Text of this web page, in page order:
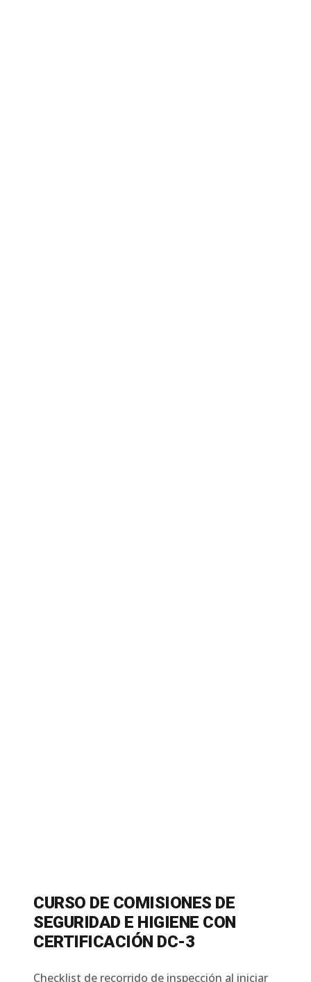
CURSO DE COMISIONES DE
SEGURIDAD E HIGIENE CON
CERTIFICACIÓN DC-3
Checklist de recorrido de inspección al iniciar